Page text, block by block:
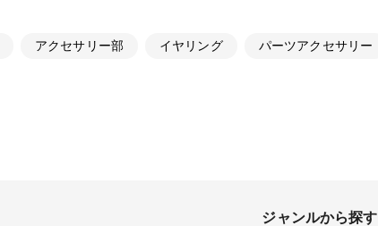
アクセサリー部 イヤリング パーツアクセサリー
ジャンルから探す